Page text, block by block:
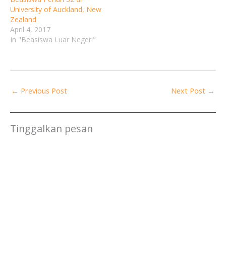
University of Auckland, New
Zealand
April 4, 2017
In "Beasiswa Luar Negeri"
← Previous Post Next Post →
Tinggalkan pesan